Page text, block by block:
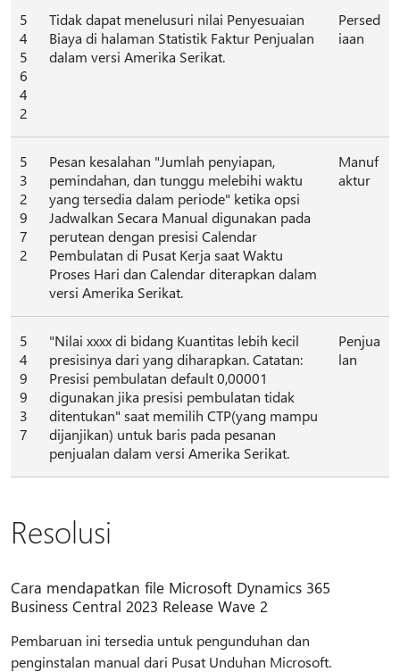
5
4
5
6
4
2
Tidak dapat menelusuri nilai Penyesuaian
Biaya di halaman Statistik Faktur Penjualan
dalam versi Amerika Serikat.
Persed
iaan
5
3
2
9
7
2
Pesan kesalahan "Jumlah penyiapan,
pemindahan, dan tunggu melebihi waktu
yang tersedia dalam periode" ketika opsi
Jadwalkan Secara Manual digunakan pada
perutean dengan presisi Calendar
Pembulatan di Pusat Kerja saat Waktu
Proses Hari dan Calendar diterapkan dalam
versi Amerika Serikat.
Manuf
aktur
5
4
9
9
3
7
"Nilai xxxx di bidang Kuantitas lebih kecil
presisinya dari yang diharapkan. Catatan:
Presisi pembulatan default 0,00001
digunakan jika presisi pembulatan tidak
ditentukan" saat memilih CTP(yang mampu
dijanjikan) untuk baris pada pesanan
penjualan dalam versi Amerika Serikat.
Penjua
lan
Resolusi
Cara mendapatkan file Microsoft Dynamics 365
Business Central 2023 Release Wave 2
Pembaruan ini tersedia untuk pengunduhan dan
penginstalan manual dari Pusat Unduhan Microsoft.